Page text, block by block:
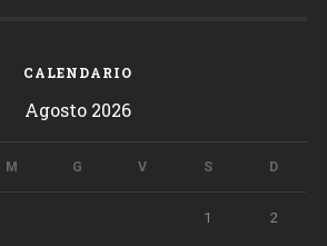
CALENDARIO
Agosto 2026
M G V S D
1 2